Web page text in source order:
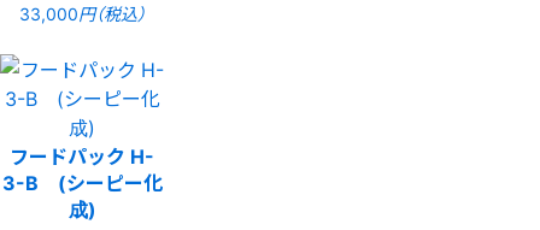
33,000円（税込）
フードパック H-
3-B (シーピー化
成)